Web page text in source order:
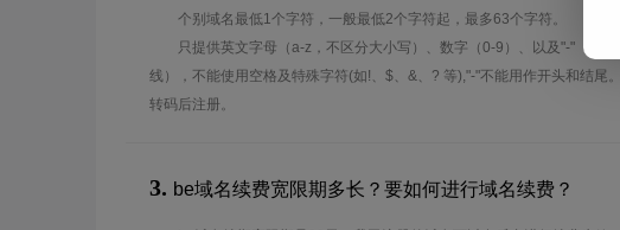
个别域名最低1个字符，一般最低2个字符起，最多63个字符。
只提供英文字母（a-z，不区分大小写）、数字（0-9）、以及"-"（英文
线），不能使用空格及特殊字符(如!、$、&、? 等),"-"不能用作开头和结尾
转码后注册。
3. be域名续费宽限期多长？要如何进行域名续费？